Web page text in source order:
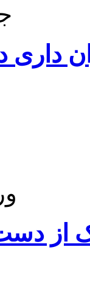
از